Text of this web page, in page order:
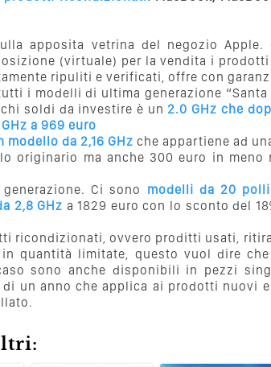
apposita vetrina del negozio
(virtuale) per la vendita i
ripuliti e verificati, offre con
i modelli di ultima generazione
soldi da investire è un 2.0 GHz che
a 969 euro
modello da 2,16 GHz che appartiene ad
originario ma anche 300 euro in
Ci sono modelli da 20
2,8 GHz a 1829 euro con lo sconto del
ricondizionati, ovvero proditti usati,
quantità limitate, questo vuol dire
sono anche disponibili in pezzi
un anno che applica ai prodotti nuovi